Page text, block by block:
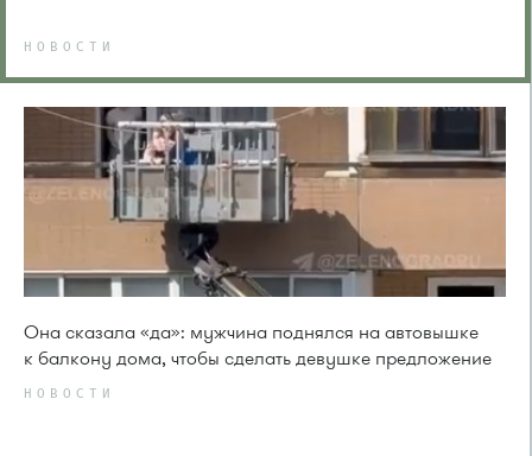
НОВОСТИ
Она сказала «да»: мужчина поднялся на автовышке
к балкону дома, чтобы сделать девушке предложение
НОВОСТИ